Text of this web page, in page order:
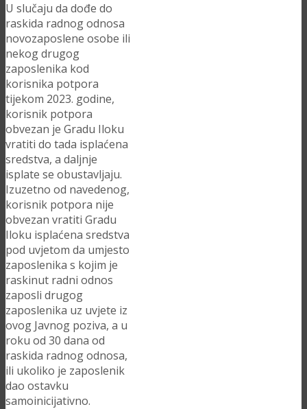
U slučaju da dođe do
raskida radnog odnosa
novozaposlene osobe ili
nekog drugog
zaposlenika kod
korisnika potpora
tijekom 2023. godine,
korisnik potpora
obvezan je Gradu Iloku
vratiti do tada isplaćena
sredstva, a daljnje
isplate se obustavljaju.
Izuzetno od navedenog,
korisnik potpora nije
obvezan vratiti Gradu
Iloku isplaćena sredstva
pod uvjetom da umjesto
zaposlenika s kojim je
raskinut radni odnos
zaposli drugog
zaposlenika uz uvjete iz
ovog Javnog poziva, a u
roku od 30 dana od
raskida radnog odnosa,
ili ukoliko je zaposlenik
dao ostavku
samoinicijativno.